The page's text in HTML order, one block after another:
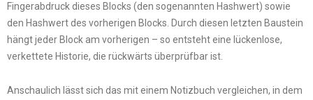
Fingerabdruck dieses Blocks (den sogenannten Hashwert) sowie
den Hashwert des vorherigen Blocks. Durch diesen letzten Baustein
hängt jeder Block am vorherigen – so entsteht eine lückenlose,
verkettete Historie, die rückwärts überprüfbar ist.
Anschaulich lässt sich das mit einem Notizbuch vergleichen, in dem